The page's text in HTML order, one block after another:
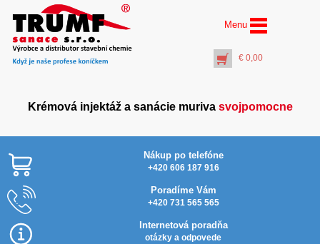
Menu
€ 0,00
Krémová injektáž a sanácie muriva svojpomocne
Nákup po telefóne
+420 606 187 916
Poradíme Vám
+420 731 565 565
Internetová poradňa
otázky a odpovede
Profi vrták Ø 14 mm
dĺžka 600 mm
(pracovná dĺžka 550